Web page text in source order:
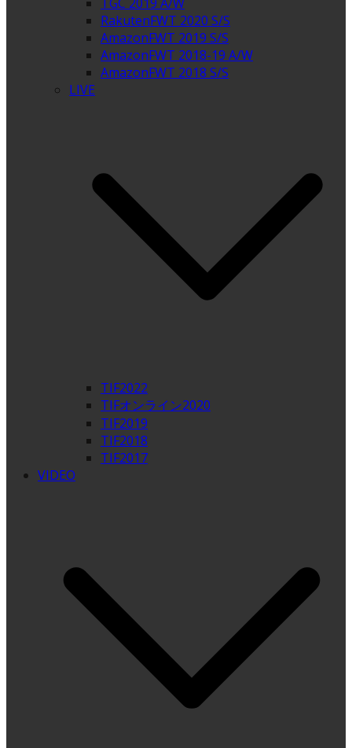
RakutenFWT 2020 S/S
AmazonFWT 2019 S/S
AmazonFWT 2018-19 A/W
AmazonFWT 2018 S/S
LIVE
TIF2022
TIFオンライン2020
TIF2019
TIF2018
TIF2017
VIDEO